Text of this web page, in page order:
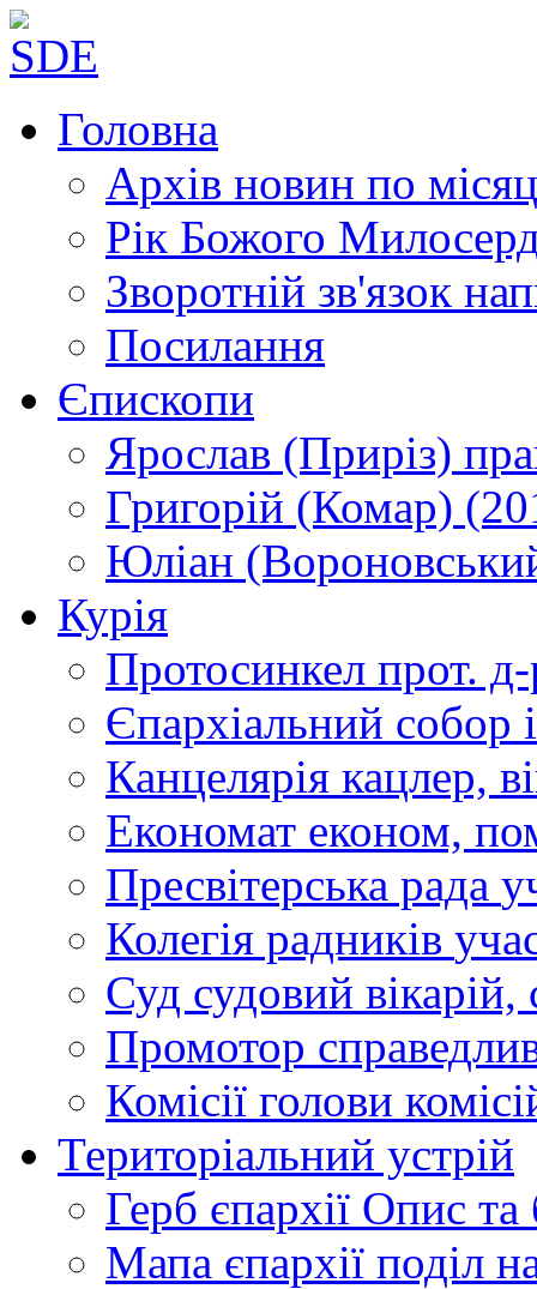
Головна
Архів новин по
Рік Божого
Зворотній зв'язок
Посилання
Єпископи
Ярослав (Приріз)
Григорій (Комар)
Юліан
Курія
Протосинкел прот.
Єпархіальний собор
Канцелярія кацлер,
Економат економ,
Пресвітерська рада
Колегія радників
Суд судовий вікарій,
Промотор
Комісії голови
Територіальний устрій
Герб єпархії Опис та
Мапа єпархії поділ